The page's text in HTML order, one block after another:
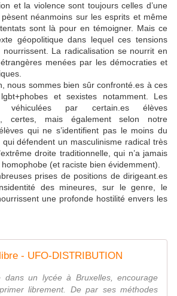
et la violence sont toujours celles d’une
néanmoins sur les esprits et même
sont là pour en témoigner. Mais ce
géopolitique dans lequel ces tensions
nourrissent. La radicalisation se nourrit en
menées par les démocraties et
nous sommes bien sûr confronté.es à ces
et sexistes notamment. Les
véhiculées par certain.es élèves
certes, mais également selon notre
qui ne s’identifient pas le moins du
qui défendent un masculinisme radical très
droite traditionnelle, qui n’a jamais
(et raciste bien évidemment).
prises de positions de dirigeant.es
des mineures, sur le genre, le
une profonde hostilité envers les
- UFO-DISTRIBUTION
dans un lycée à Bruxelles, encourage
librement. De par ses méthodes